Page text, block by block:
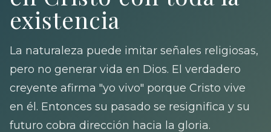
existencia
La naturaleza puede imitar señales religiosas,
pero no generar vida en Dios. El verdadero
creyente afirma "yo vivo" porque Cristo vive
en él. Entonces su pasado se resignifica y su
futuro cobra dirección hacia la gloria.